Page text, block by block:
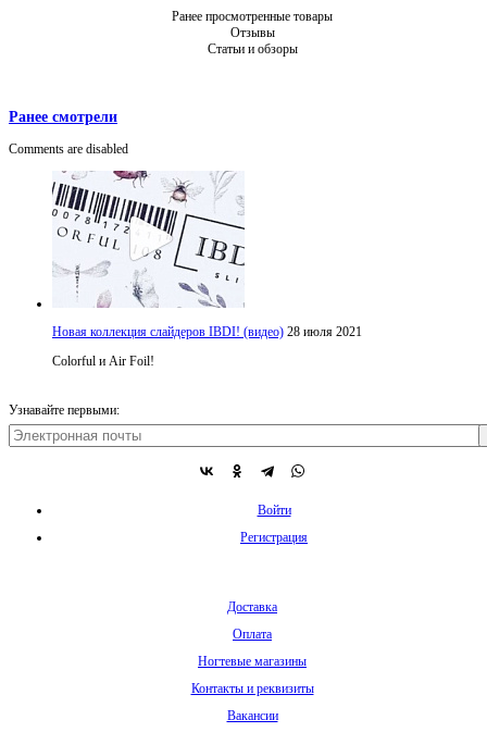
Ранее просмотренные товары
Отзывы
Статьи и обзоры
Ранее смотрели
Comments are disabled
Новая коллекция слайдеров IBDI! (видео) 28 июля 2021
Colorful и Air Foil!
Узнавайте первыми:
Войти
Регистрация
Доставка
Оплата
Ногтевые магазины
Контакты и реквизиты
Вакансии